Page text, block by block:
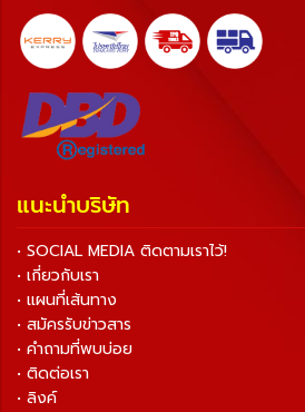
แนะนำบริษัท
• SOCIAL MEDIA ติดตามเราไว้!
• เกี่ยวกับเรา
• แผนที่เส้นทาง
• สมัครรับข่าวสาร
• คำถามที่พบบ่อย
• ติดต่อเรา
• ลิงค์